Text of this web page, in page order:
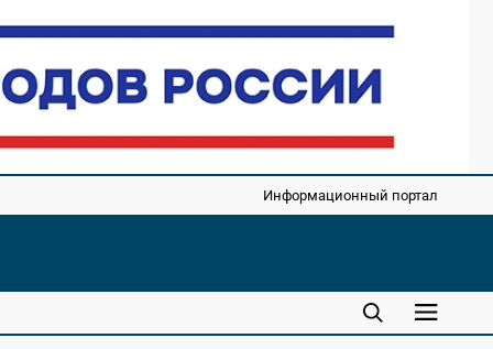
Информационный портал